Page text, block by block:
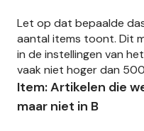
Let op dat bepaalde
aantal items toont. Dit
in de instellingen van
vaak niet hoger dan
Item: Artikelen die
maar niet in B